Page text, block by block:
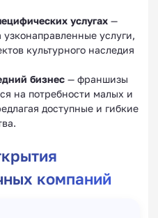
услугах —
услуги,
культурного наследия
бизнес — франшизы
на потребности малых и
доступные и гибкие
компаний